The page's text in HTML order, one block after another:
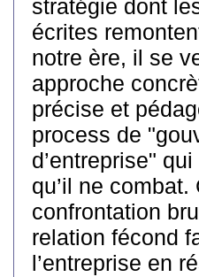
stratégie dont
écrites
notre ère, il se
approche
précise et
process de
d’entreprise"
qu’il ne
confrontation
relation fécond
l’entreprise en